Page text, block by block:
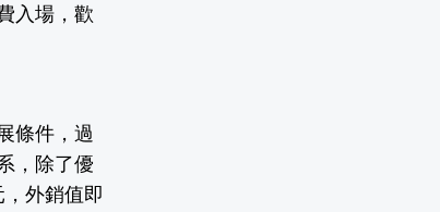
入場，歡
條件，過
，除了優
外銷值即